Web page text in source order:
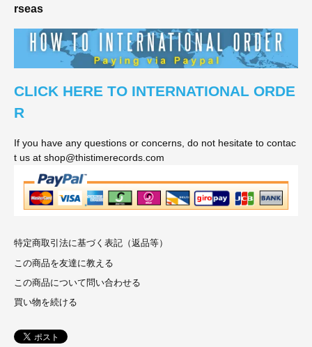
rseas
CLICK HERE TO INTERNATIONAL ORDE
R
If you have any questions or concerns, do not hesitate to contac
t us at shop@thistimerecords.com
特定商取引法に基づく表記（返品等）
この商品を友達に教える
この商品について問い合わせる
買い物を続ける